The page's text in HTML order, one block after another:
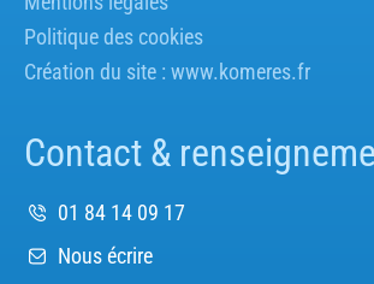
Politique des cookies
Création du site : www.komeres.fr
Contact &
01 84 14 09 17
Nous écrire